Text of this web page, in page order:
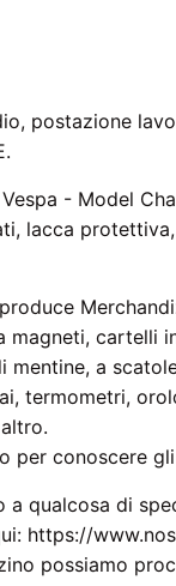
postazione
- Model
lacca
magneti, cartelli
mentine, a
termometri,
per conoscere
a qualcosa di
https://
possiamo